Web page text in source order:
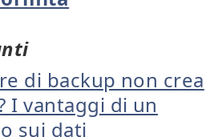
di backup non crea
I vantaggi di un
sui dati